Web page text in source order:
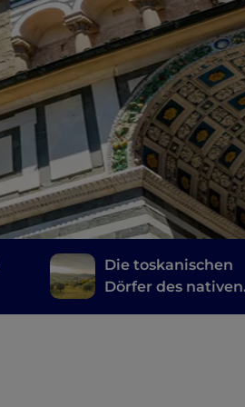
Die toskanischen
Dörfer des nativen